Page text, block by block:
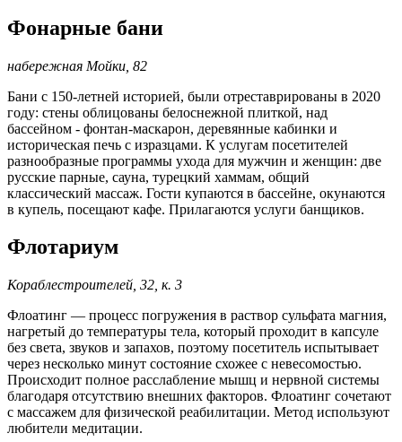
Фонарные бани
набережная Мойки, 82
Бани с 150-летней историей, были отреставрированы в 2020
году: стены облицованы белоснежной плиткой, над
бассейном - фонтан-маскарон, деревянные кабинки и
историческая печь с изразцами. К услугам посетителей
разнообразные программы ухода для мужчин и женщин: две
русские парные, сауна, турецкий хаммам, общий
классический массаж. Гости купаются в бассейне, окунаются
в купель, посещают кафе. Прилагаются услуги банщиков.
Флотариум
Кораблестроителей, 32, к. 3
Флоатинг — процесс погружения в раствор сульфата магния,
нагретый до температуры тела, который проходит в капсуле
без света, звуков и запахов, поэтому посетитель испытывает
через несколько минут состояние схожее с невесомостью.
Происходит полное расслабление мышц и нервной системы
благодаря отсутствию внешних факторов. Флоатинг сочетают
с массажем для физической реабилитации. Метод используют
любители медитации.